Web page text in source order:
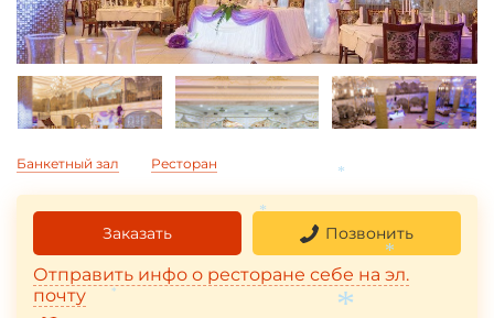
Банкетный зал Ресторан
Заказать Позвонить
Отправить инфо о ресторане себе на эл.
почту
*